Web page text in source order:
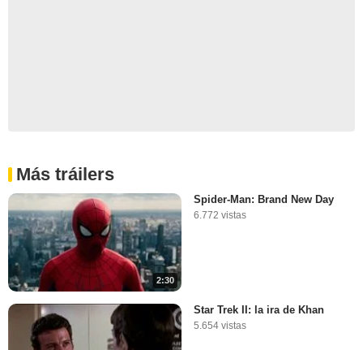
Más tráilers
2:30
Spider-Man: Brand New Day
6.772 vistas
Star Trek II: la ira de Khan
5.654 vistas